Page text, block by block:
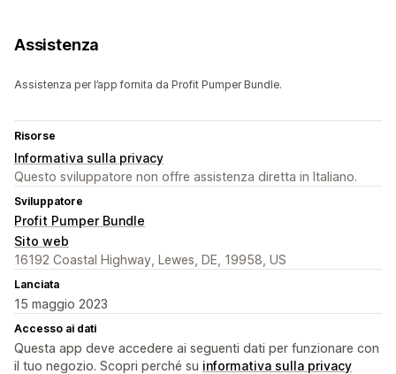
Assistenza
Assistenza per l’app fornita da Profit Pumper Bundle.
Risorse
Informativa sulla privacy
Questo sviluppatore non offre assistenza diretta in Italiano.
Sviluppatore
Profit Pumper Bundle
Sito web
16192 Coastal Highway, Lewes, DE, 19958, US
Lanciata
15 maggio 2023
Accesso ai dati
Questa app deve accedere ai seguenti dati per funzionare con
il tuo negozio. Scopri perché su informativa sulla privacy